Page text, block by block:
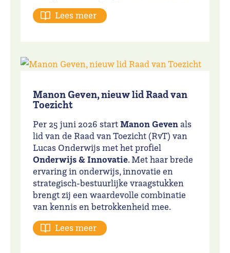
Lees meer
Manon Geven, nieuw lid Raad van
Toezicht
Per 25 juni 2026 startManon Gevenals
lid van de Raad van Toezicht (RvT) van
Lucas Onderwijs met het profiel
Onderwijs & Innovatie. Met haar brede
ervaring in onderwijs, innovatie en
strategisch-bestuurlijke vraagstukken
brengt zij een waardevolle combinatie
van kennis en betrokkenheid mee.
Lees meer